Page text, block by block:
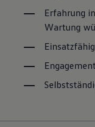
Erfahrung
Wartung